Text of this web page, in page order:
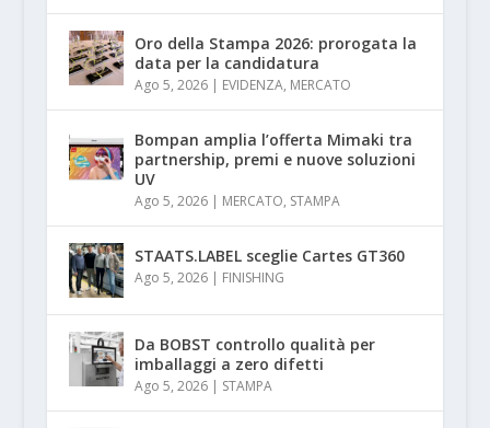
Oro della Stampa 2026: prorogata la
data per la candidatura
Ago 5, 2026| EVIDENZA, MERCATO
Bompan amplia l’offerta Mimaki tra
partnership, premi e nuove soluzioni
UV
Ago 5, 2026| MERCATO, STAMPA
STAATS.LABEL sceglie Cartes GT360
Ago 5, 2026| FINISHING
Da BOBST controllo qualità per
imballaggi a zero difetti
Ago 5, 2026| STAMPA